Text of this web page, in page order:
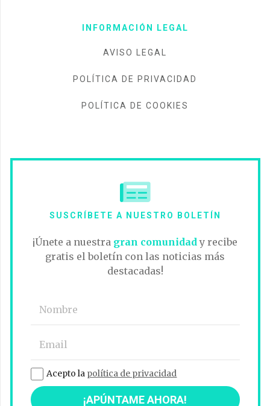
INFORMACIÓN LEGAL
AVISO LEGAL
POLÍTICA DE PRIVACIDAD
POLÍTICA DE COOKIES
SUSCRÍBETE A NUESTRO BOLETÍN
¡Únete a nuestra gran comunidady recibe
gratis el boletín con las noticias más
destacadas!
Acepto la política de privacidad